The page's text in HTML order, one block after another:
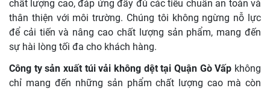
chất lượng cao, đáp ứng đầy đủ các tiêu chuẩn an toàn và
thân thiện với môi trường. Chúng tôi không ngừng nỗ lực
để cải tiến và nâng cao chất lượng sản phẩm, mang đến
sự hài lòng tối đa cho khách hàng.
Công ty sản xuất túi vải không dệt tại Quận Gò Vấp không
chỉ mang đến những sản phẩm chất lượng cao mà còn